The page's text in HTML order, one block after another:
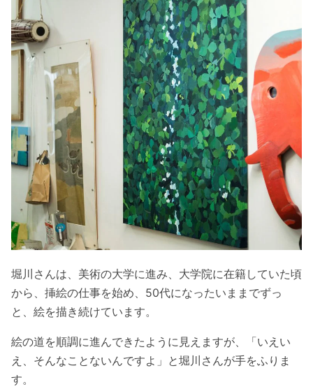
堀川さんは、美術の大学に進み、大学院に在籍していた頃
から、挿絵の仕事を始め、50代になったいままでずっ
と、絵を描き続けています。
絵の道を順調に進んできたように見えますが、「いえい
え、そんなことないんですよ」と堀川さんが手をふりま
す。